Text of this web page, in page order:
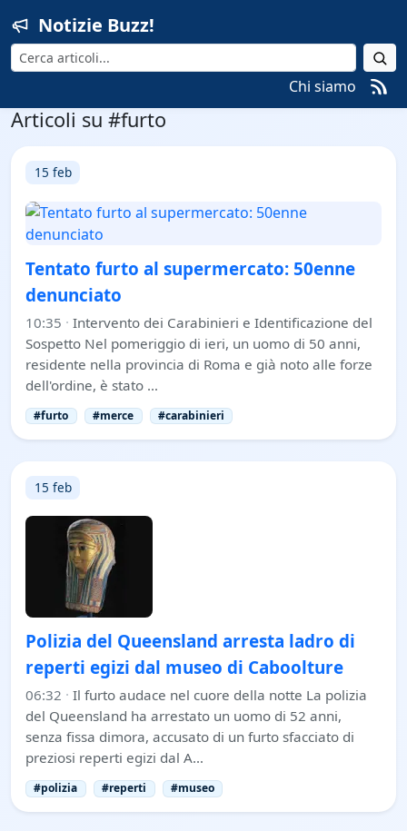
Notizie Buzz!
Cerca
Chi siamo
Articoli su #furto
15 feb
Tentato furto al supermercato: 50enne
denunciato
10:35 · Intervento dei Carabinieri e Identificazione del
Sospetto Nel pomeriggio di ieri, un uomo di 50 anni,
residente nella provincia di Roma e già noto alle forze
dell'ordine, è stato …
#furto #merce #carabinieri
15 feb
Polizia del Queensland arresta ladro di
reperti egizi dal museo di Caboolture
06:32 · Il furto audace nel cuore della notte La polizia
del Queensland ha arrestato un uomo di 52 anni,
senza fissa dimora, accusato di un furto sfacciato di
preziosi reperti egizi dal A…
#polizia #reperti #museo